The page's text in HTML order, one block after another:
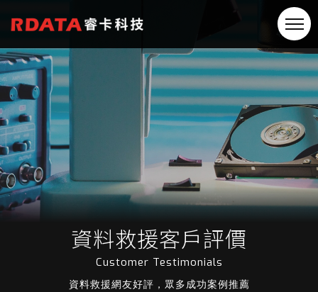
資料救援客戶評價
Customer Testimonials
資料救援網友好評，眾多成功案例推薦